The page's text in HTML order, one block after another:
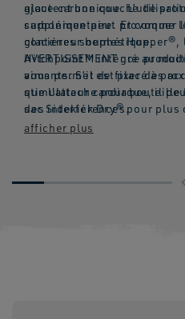
ajoutent une couche de
supplémentaire. Et comme
glacières souples Hopper®,
Hitchpoint™ intégré au
vous permet de fixer des
que l'attache pour bouteille
sac Sidekick Dry® pour plus
lors de vos déplacements.
glace carbonique.
carbonique peut provoquer
conteneur hermétique.
AVERTISSEMENT : ce
aimants. S’il est placé à
stimulateur cardiaque, il
des interférences.